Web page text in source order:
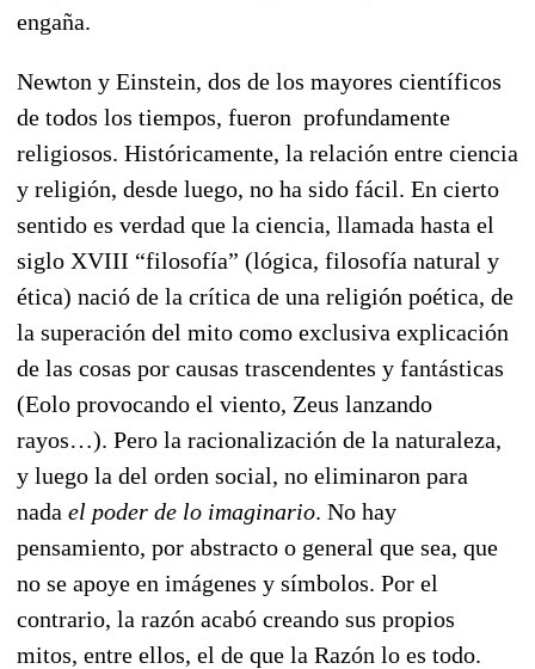
engaña.
Newton y Einstein, dos de los mayores científicos
de todos los tiempos, fueron profundamente
religiosos. Históricamente, la relación entre ciencia
y religión, desde luego, no ha sido fácil. En cierto
sentido es verdad que la ciencia, llamada hasta el
siglo XVIII “filosofía” (lógica, filosofía natural y
ética) nació de la crítica de una religión poética, de
la superación del mito como exclusiva explicación
de las cosas por causas trascendentes y fantásticas
(Eolo provocando el viento, Zeus lanzando
rayos…). Pero la racionalización de la naturaleza,
y luego la del orden social, no eliminaron para
nada el poder de lo imaginario. No hay
pensamiento, por abstracto o general que sea, que
no se apoye en imágenes y símbolos. Por el
contrario, la razón acabó creando sus propios
mitos, entre ellos, el de que la Razón lo es todo.